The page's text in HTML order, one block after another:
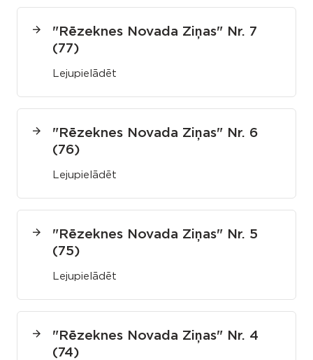
"Rēzeknes Novada Ziņas" Nr. 7
(77)
Lejupielādēt
"Rēzeknes Novada Ziņas" Nr. 6
(76)
Lejupielādēt
"Rēzeknes Novada Ziņas" Nr. 5
(75)
Lejupielādēt
"Rēzeknes Novada Ziņas" Nr. 4
(74)